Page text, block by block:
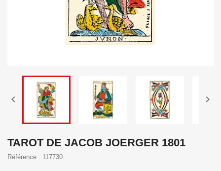
 
TAROT DE JACOB JOERGER 1801
Référence : 117730